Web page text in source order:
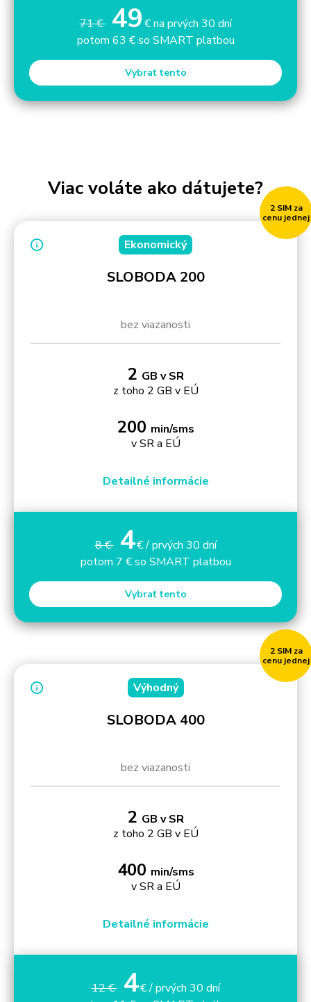
71 € 49€ na prvých 30 dní
potom 63 € so SMART platbou
Vybrať tento
Viac voláte ako dátujete?
2 SIM za
cenu jednej
Ekonomický
SLOBODA 200
bez viazanosti
2 GB v SR
z toho 2 GB v EÚ
200 min/sms
v SR a EÚ
Detailné informácie
8 € 4€ / prvých 30 dní
potom 7 € so SMART platbou
Vybrať tento
2 SIM za
cenu jednej
Výhodný
SLOBODA 400
bez viazanosti
2 GB v SR
z toho 2 GB v EÚ
400 min/sms
v SR a EÚ
Detailné informácie
12 € 4€ / prvých 30 dní